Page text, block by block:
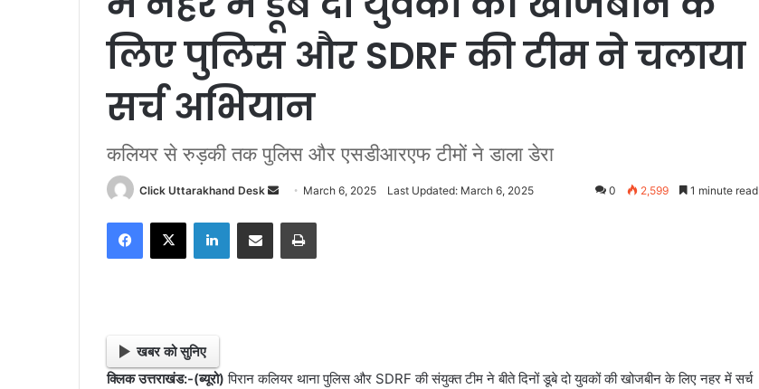
लिए पुलिस और SDRF की टीम ने चलाया
सर्च अभियान
कलियर से रुड़की तक पुलिस और एसडीआरएफ टीमों ने डाला डेरा
Click Uttarakhand Desk
d
March 6, 2025 Last Updated: March 6, 2025 0 2,599 1 minute read
खबर को सुनिए
क्लिक उत्तराखंड:-(ब्यूरो) पिरान कलियर थाना पुलिस और SDRF की संयुक्त टीम ने बीते दिनों डूबे दो युवकों की खोजबीन के लिए नहर में सर्च